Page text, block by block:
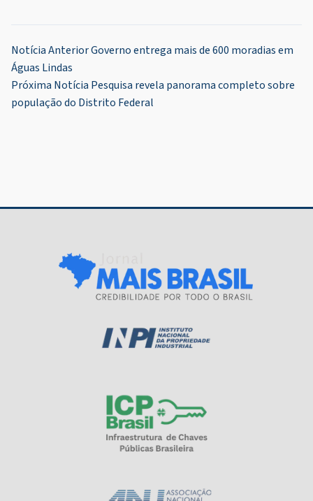
Navegação
de
Post
Notícia AnteriorGoverno entrega mais de 600 moradias em
Águas Lindas
Próxima Notícia Pesquisa revela panorama completo sobre
população do Distrito Federal